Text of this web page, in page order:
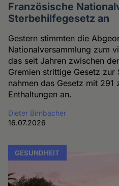
Französische
Sterbehilfegesetz an
Gestern stimmten die
Nationalversammlung zum
das seit Jahren zwischen
Gremien strittige Gesetz zur
nahmen das Gesetz mit 291
Enthaltungen an.
Dieter Birnbacher
16.07.2026
GESUNDHEIT